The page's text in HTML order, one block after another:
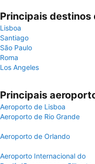
Principais destinos
Lisboa
Santiago
São Paulo
Roma
Los Angeles
Principais
Aeroporto de Lisboa
Aeroporto de Rio Grande
Aeroporto de Orlando
Aeroporto Internacional do